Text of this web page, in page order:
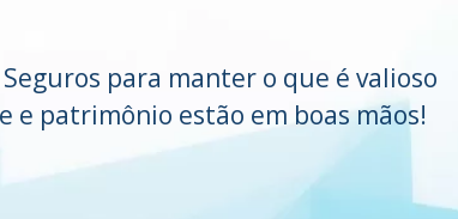
para manter o que é valioso
e patrimônio estão em boas mãos!